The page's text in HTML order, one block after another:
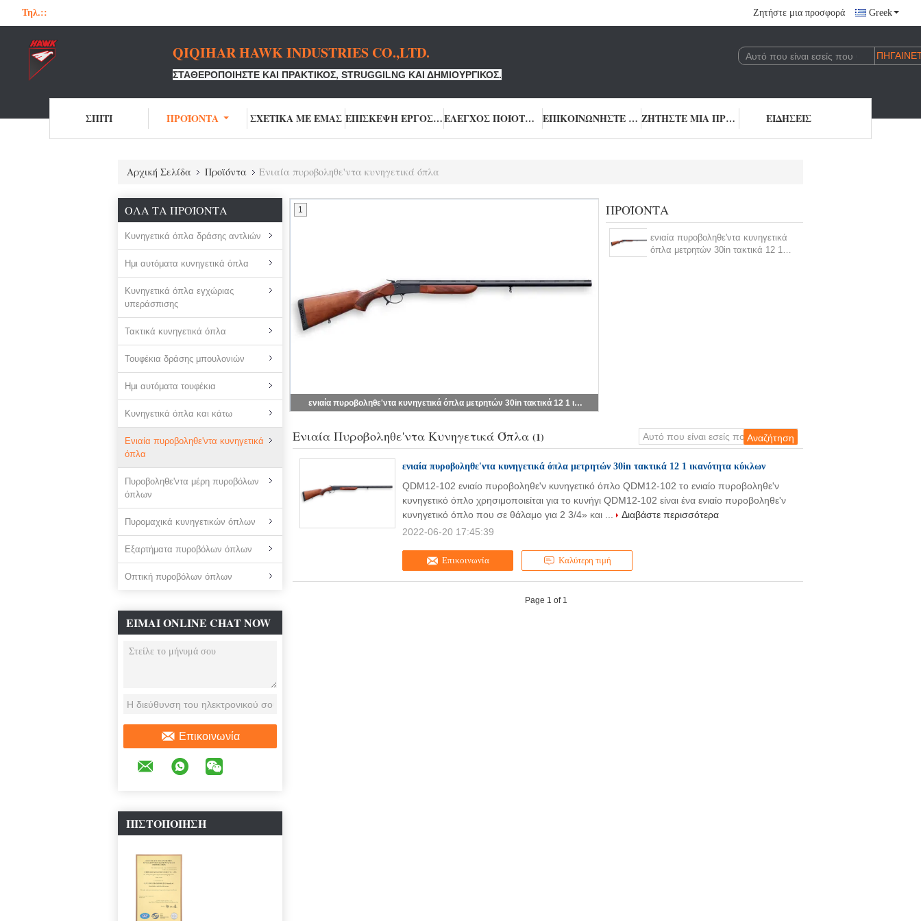
Τηλ.:: Ζητήστε μια προσφορά Greek
QIQIHAR HAWK INDUSTRIES CO.,LTD.
ΣΤΑΘΕΡΟΠΟΙΉΣΤΕ ΚΑΙ ΠΡΑΚΤΙΚΌΣ, STRUGGILNG ΚΑΙ ΔΗΜΙΟΥΡΓΙΚΌΣ.
ΣΠΊΤΙ ΠΡΟΪΌΝΤΑ ΣΧΕΤΙΚΆ ΜΕ ΕΜΆΣ ΕΠΙΣΚΕΨΉ ΕΡΓΟΣΤΑΣΊΟΥ ΈΛΕΓΧΟΣ ΠΟΙΌΤΗΤΑΣ ΕΠΙΚΟΙΝΩΝΉΣΤΕ ΜΑΖΊ ΜΑΣ ΖΗΤΉΣΤΕ ΜΙΑ ΠΡΟΣΦΟΡΆ ΕΙΔΉΣΕΙΣ
Αρχική Σελίδα Προϊόντα Ενιαία πυροβοληθε'ντα κυνηγετικά όπλα
ΌΛΑ ΤΑ ΠΡΟΪΌΝΤΑ
Κυνηγετικά όπλα δράσης αντλιών
Ημι αυτόματα κυνηγετικά όπλα
Κυνηγετικά όπλα εγχώριας
υπεράσπισης
Τακτικά κυνηγετικά όπλα
Τουφέκια δράσης μπουλονιών
Ημι αυτόματα τουφέκια
Κυνηγετικά όπλα και κάτω
Ενιαία πυροβοληθε'ντα κυνηγετικά
όπλα
Πυροβοληθε'ντα μέρη πυροβόλων
όπλων
Πυρομαχικά κυνηγετικών όπλων
Εξαρτήματα πυροβόλων όπλων
Οπτική πυροβόλων όπλων
ΕΊΜΑΙ ONLINE CHAT NOW
Επικοινωνία
ΠΙΣΤΟΠΟΊΗΣΗ
ενιαία πυροβοληθε'ντα κυνηγετικά όπλα μετρητών 30in τακτικά 12 1 ικανότητα κύκλων
1 ΠΡΟΪΌΝΤΑ
ενιαία πυροβοληθε'ντα κυνηγετικά
όπλα μετρητών 30in τακτικά 12 1
Ενιαία Πυροβοληθε'ντα Κυνηγετικά Όπλα (1)
ενιαία πυροβοληθε'ντα κυνηγετικά όπλα μετρητών 30in τακτικά 12 1 ικανότητα κύκλων
Επικοινωνία Καλύτερη τιμή
QDM12-102 ενιαίο πυροβοληθε'ν κυνηγετικό όπλο QDM12-102 το ενιαίο πυροβοληθε'ν
κυνηγετικό όπλο χρησιμοποιείται για το κυνήγι QDM12-102 είναι ένα ενιαίο πυροβοληθε'ν
κυνηγετικό όπλο που σε θάλαμο για 2 3/4» και ...
Διαβάστε περισσότερα
2022-06-20 17:45:39
Page 1 of 1